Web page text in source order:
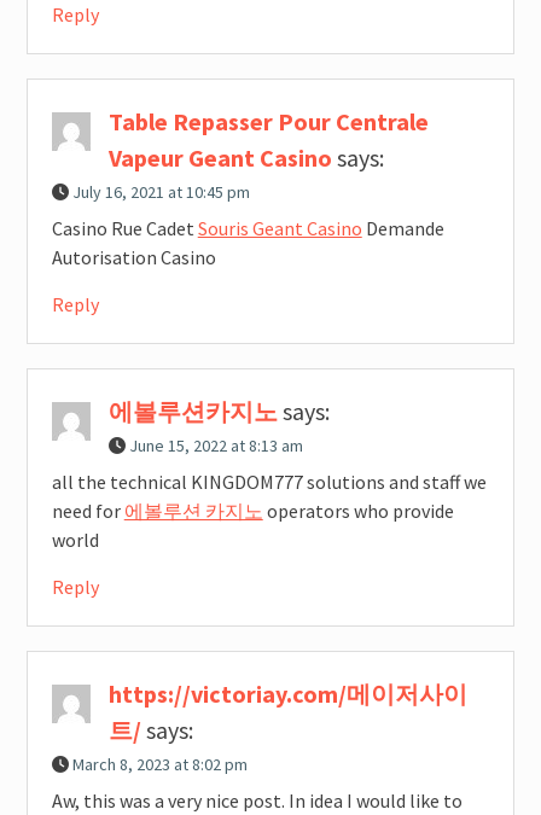
Reply
Table Repasser Pour Centrale
Vapeur Geant Casino says:
July 16, 2021 at 10:45 pm
Casino Rue Cadet Souris Geant Casino Demande
Autorisation Casino
Reply
에볼루션카지노says:
June 15, 2022 at 8:13 am
all the technical KINGDOM777 solutions and staff we
need for 에볼루션 카지노 operators who provide
world
Reply
https://victoriay.com/메이저사이
트/ says:
March 8, 2023 at 8:02 pm
Aw, this was a very nice post. In idea I would like to